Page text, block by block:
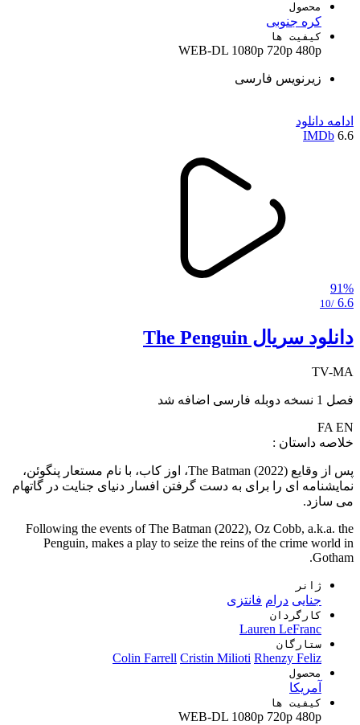
محصول
کره جنوبی
کیفیت ها
WEB-DL 1080p 720p 480p
زیرنویس فارسی
ادامه دانلود
6.6
IMDb
91%
6.6
/10
دانلود سریال The Penguin
TV-MA
فصل 1 نسخه دوبله فارسی اضافه شد
FA EN
خلاصه داستان :
پس از وقایع The Batman (2022)، اوز کاب، با نام مستعار پنگوئن،
نمایشنامه ای را برای به دست گرفتن افسار دنیای جنایت در گاتهام
می سازد.
Following the events of The Batman (2022), Oz Cobb, a.k.a. the
Penguin, makes a play to seize the reins of the crime world in
Gotham.
ژانر
جنایی درام فانتزی
کارگردان
Lauren LeFranc
ستارگان
Colin Farrell Cristin Milioti Rhenzy Feliz
محصول
آمریکا
کیفیت ها
WEB-DL 1080p 720p 480p